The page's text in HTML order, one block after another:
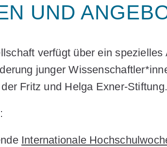
UND
verfügt über ein spezielles
junger
Fritz und Helga Exner-Stiftung.
Internationale